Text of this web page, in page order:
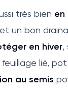
très bien
un bon
en hiver,
lié, pot
au semis